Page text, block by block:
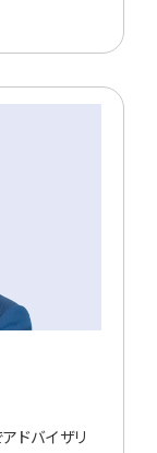
ドバイザリ